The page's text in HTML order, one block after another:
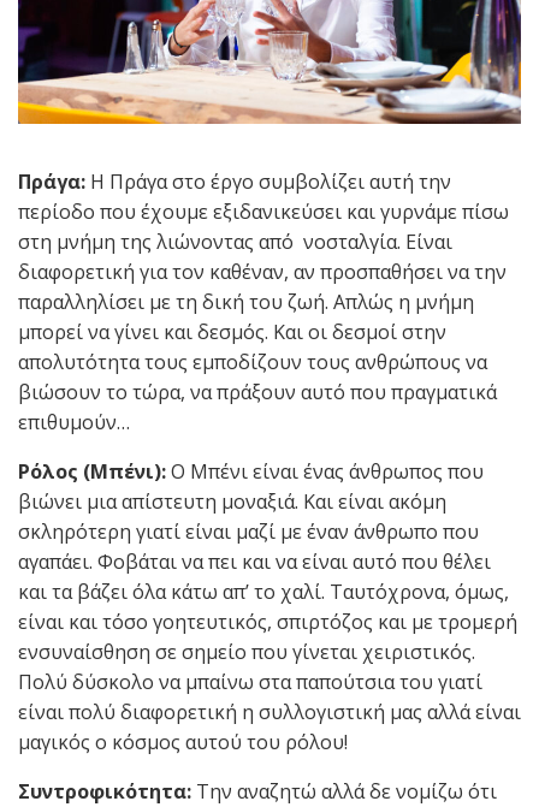
Πράγα: Η Πράγα στο έργο συμβολίζει αυτή την
περίοδο που έχουμε εξιδανικεύσει και γυρνάμε πίσω
στη μνήμη της λιώνοντας από νοσταλγία. Είναι
διαφορετική για τον καθέναν, αν προσπαθήσει να την
παραλληλίσει με τη δική του ζωή. Απλώς η μνήμη
μπορεί να γίνει και δεσμός. Και οι δεσμοί στην
απολυτότητα τους εμποδίζουν τους ανθρώπους να
βιώσουν το τώρα, να πράξουν αυτό που πραγματικά
επιθυμούν…
Ρόλος (Μπένι):Ο Μπένι είναι ένας άνθρωπος που
βιώνει μια απίστευτη μοναξιά. Και είναι ακόμη
σκληρότερη γιατί είναι μαζί με έναν άνθρωπο που
αγαπάει. Φοβάται να πει και να είναι αυτό που θέλει
και τα βάζει όλα κάτω απ’ το χαλί. Ταυτόχρονα, όμως,
είναι και τόσο γοητευτικός, σπιρτόζος και με τρομερή
ενσυναίσθηση σε σημείο που γίνεται χειριστικός.
Πολύ δύσκολο να μπαίνω στα παπούτσια του γιατί
είναι πολύ διαφορετική η συλλογιστική μας αλλά είναι
μαγικός ο κόσμος αυτού του ρόλου!
Συντροφικότητα: Την αναζητώ αλλά δε νομίζω ότι